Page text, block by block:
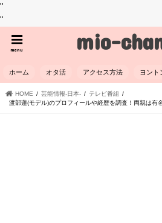
"
"
mio-
menu
ホーム オタ活 アクセス方法 ヨント
HOME 芸能情報-日本-
テレビ番組
渡部蓮(モデル)のプロフィールや経歴を調査！両親は有